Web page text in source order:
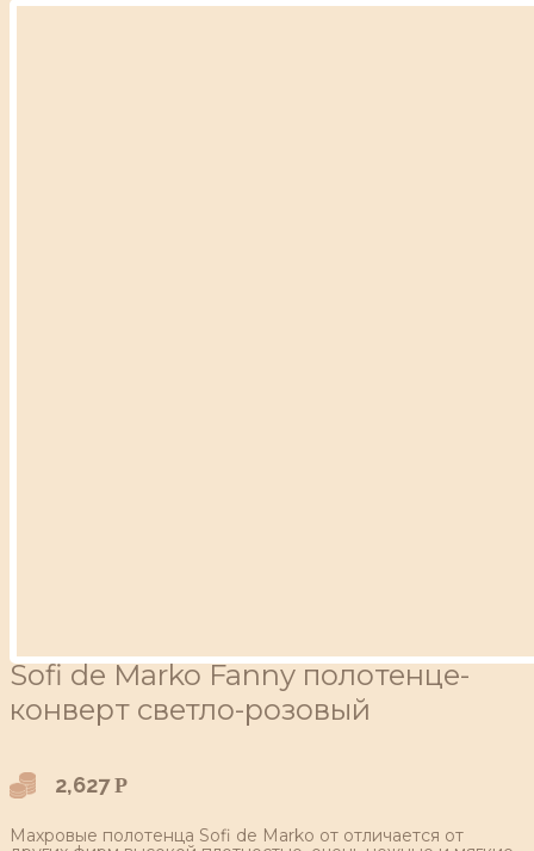
Sofi de Marko Fanny полотенце-
конверт светло-розовый
2,627Р
Махровые полотенца Sofi de Marko от отличается от